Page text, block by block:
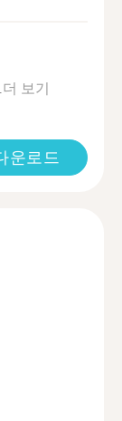
더 보기
운로드